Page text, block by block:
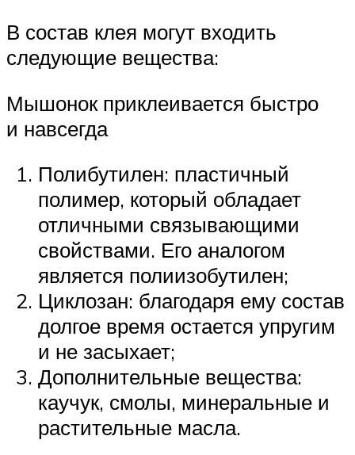
В состав клея могут входить
следующие вещества:
Мышонок приклеивается быстро
и навсегда
Полибутилен: пластичный
полимер, который обладает
отличными связывающими
свойствами. Его аналогом
является полиизобутилен;
Циклозан: благодаря ему состав
долгое время остается упругим
и не засыхает;
Дополнительные вещества:
каучук, смолы, минеральные и
растительные масла.